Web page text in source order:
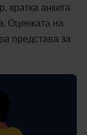
кратка анкета
Оценката на
представа за